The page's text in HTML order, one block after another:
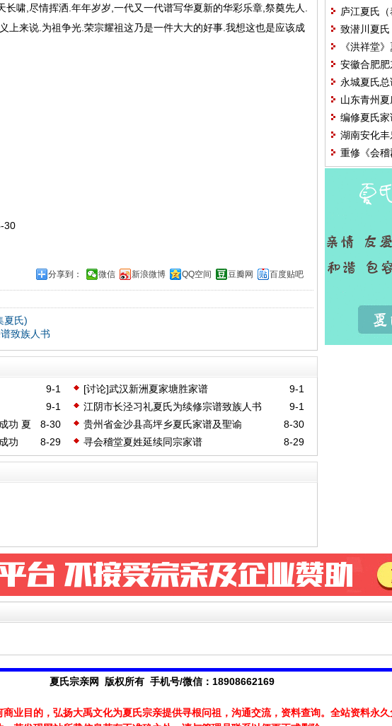
啸,尽情挥洒.年年岁岁,一代又一代谱写华夏新的华彩乐章,祭奠先人.
上来说.为祖争光.荣宗耀祖这乃是一件大大的好事.我想这也是应该成
30
分享到：
微信 新浪微博 QQ空间 豆瓣网 百度贴吧
夏氏)
致族人书
9-1
9-1
[讨论]武汉新洲夏家塘胜家谱
9-1
9-1
江阴市长泾习礼夏氏为续修宗谱致族人书
8-30
功 夏
8-30
贵州省金沙县高坪乡夏氏家谱及聖谕
8-29
功 8-29
寻会稽堂夏姓延续同宗家谱
记
庐江夏氏
九次续谱
日大酒店举
致潜川夏
一封信
《洪祥堂
江明昭公后
安徽合肥
家谱海报
永城夏氏
山东青州
辈表
编修夏氏家
湖南安化
源大宾公
修寻亲
重修《会稽
夏氏宗亲网 版权所有 手机号/微信：18908662169
业目的，弘扬大禹文化为夏氏宗亲提供寻根问祖，沟通交流，资料查询。 全站资料永